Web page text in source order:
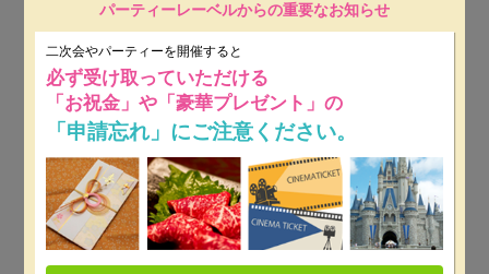
開催したパーティー内容
アットホームで、ゆったりしゃべれる、写真が撮れる
パーティーにしました。
てテーブル、席を少なくして、立食形式で気軽に話せ
るようなパーティーでした。
立食形式オススメです。
パーティーレーベルからの重要なお知らせ
二次会やパーティーを開催すると
必ず受け取っていただける
「お祝金」や「豪華プレゼント」の
「申請忘れ」にご注意ください。